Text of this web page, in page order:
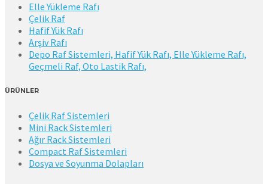
Elle Yükleme Rafı
Çelik Raf
Hafif Yük Rafı
Arşiv Rafı
Depo Raf Sistemleri, Hafif Yük Rafı, Elle Yükleme Rafı,
Geçmeli Raf, Oto Lastik Rafı,
ÜRÜNLER
Çelik Raf Sistemleri
Mini Rack Sistemleri
Ağır Rack Sistemleri
Compact Raf Sistemleri
Dosya ve Soyunma Dolapları